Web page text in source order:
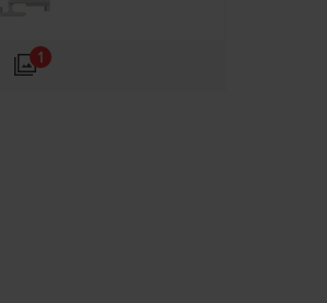
1